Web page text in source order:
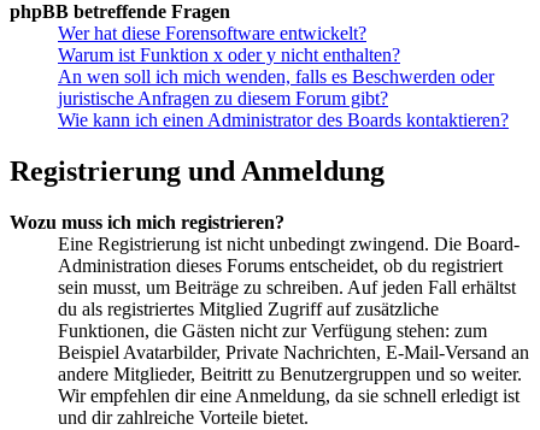
phpBB betreffende Fragen
Wer hat diese Forensoftware entwickelt?
Warum ist Funktion x oder y nicht enthalten?
An wen soll ich mich wenden, falls es Beschwerden oder
juristische Anfragen zu diesem Forum gibt?
Wie kann ich einen Administrator des Boards kontaktieren?
Registrierung und Anmeldung
Wozu muss ich mich registrieren?
Eine Registrierung ist nicht unbedingt zwingend. Die Board-
Administration dieses Forums entscheidet, ob du registriert
sein musst, um Beiträge zu schreiben. Auf jeden Fall erhältst
du als registriertes Mitglied Zugriff auf zusätzliche
Funktionen, die Gästen nicht zur Verfügung stehen: zum
Beispiel Avatarbilder, Private Nachrichten, E-Mail-Versand an
andere Mitglieder, Beitritt zu Benutzergruppen und so weiter.
Wir empfehlen dir eine Anmeldung, da sie schnell erledigt ist
und dir zahlreiche Vorteile bietet.